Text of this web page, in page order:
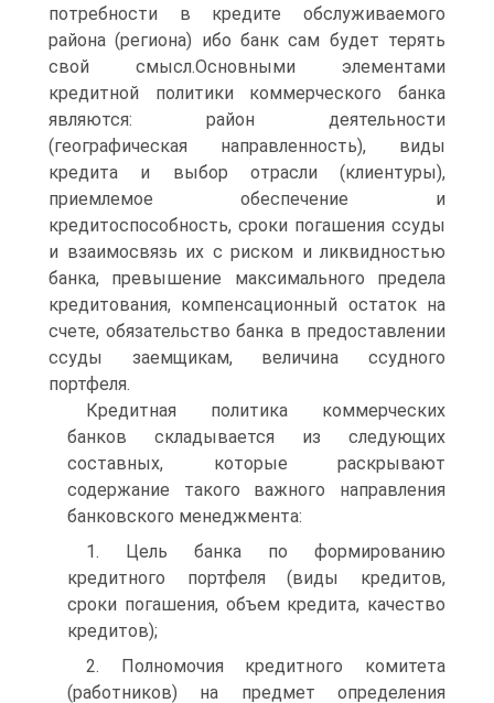
потребности в кредите обслуживаемого
района (региона) ибо банк сам будет терять
свой смысл.Основными элементами
кредитной политики коммерческого банка
являются: район деятельности
(географическая направленность), виды
кредита и выбор отрасли (клиентуры),
приемлемое обеспечение и
кредитоспособность, сроки погашения ссуды
и взаимосвязь их с риском и ликвидностью
банка, превышение максимального предела
кредитования, компенсационный остаток на
счете, обязательство банка в предоставлении
ссуды заемщикам, величина ссудного
портфеля.
Кредитная политика коммерческих
банков складывается из следующих
составных, которые раскрывают
содержание такого важного направления
банковского менеджмента:
1. Цель банка по формированию
кредитного портфеля (виды кредитов,
сроки погашения, объем кредита, качество
кредитов);
2. Полномочия кредитного комитета
(работников) на предмет определения